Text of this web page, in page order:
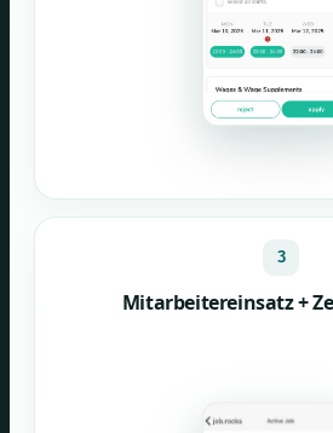
3
Mitarbeitereinsatz +